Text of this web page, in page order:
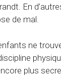
En
de mal.
ne
plus